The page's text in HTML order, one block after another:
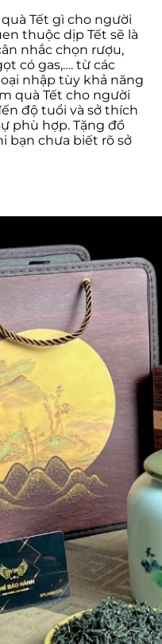
Tết gì cho người
thuộc dịp Tết sẽ là
nhắc chọn rượu,
có gas,…. từ các
nhập tùy khả năng
quà Tết cho người
độ tuổi và sở thích
phù hợp. Tặng đồ
bạn chưa biết rõ sở